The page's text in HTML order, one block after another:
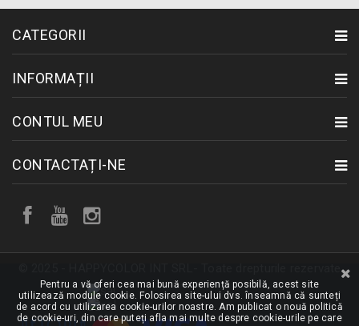
CATEGORII
INFORMAȚII
CONTUL MEU
CONTACTAȚI-NE
Pentru a vă oferi cea mai bună experiență posibilă, acest site
utilizează module cookie. Folosirea site-ului dvs. înseamnă că sunteți
de acord cu utilizarea cookie-urilor noastre. Am publicat o nouă politică
de cookie-uri, din care puteți afla mai multe despre cookie-urile pe care